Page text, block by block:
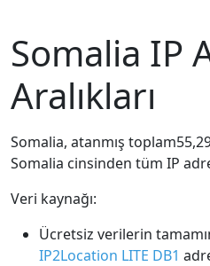
Somalia IP
Aralıkları
Somalia, atanmış
Somalia cinsinden tüm IP
Veri kaynağı:
Ücretsiz verilerin
IP2Location LITE DB1